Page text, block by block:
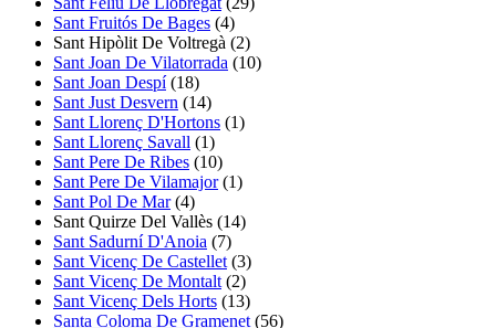
Sant Fruitós De Bages (4)
Sant Hipòlit De Voltregà (2)
Sant Joan De Vilatorrada (10)
Sant Joan Despí(18)
Sant Just Desvern (14)
Sant Llorenç D'Hortons (1)
Sant Llorenç Savall (1)
Sant Pere De Ribes (10)
Sant Pere De Vilamajor(1)
Sant Pol De Mar(4)
Sant Quirze Del Vallès (14)
Sant Sadurní D'Anoia (7)
Sant Vicenç De Castellet (3)
Sant Vicenç De Montalt (2)
Sant Vicenç Dels Horts (13)
Santa Coloma De Gramenet (56)